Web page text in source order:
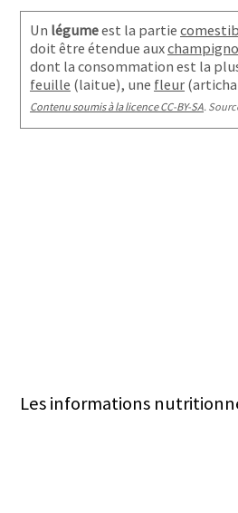
Un légumeest la partie
doit être étendue aux
dont la consommation est la
feuille (laitue), une fleur
Contenu soumis à la licence CC-BY-SA.
Les informations